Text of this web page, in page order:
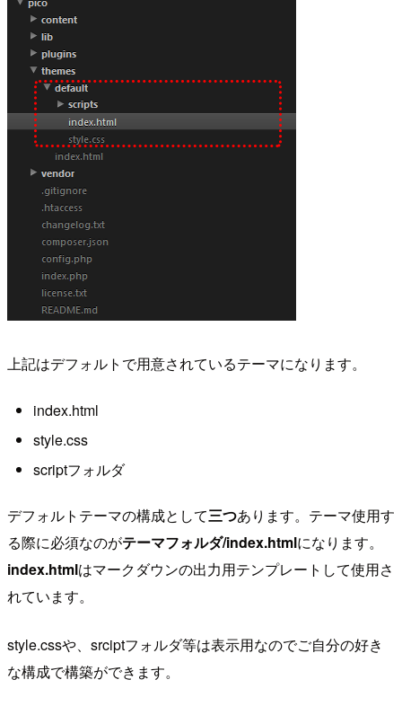
上記はデフォルトで用意されているテーマになります。
index.html
style.css
scriptフォルダ
デフォルトテーマの構成として三つあります。テーマ使用す
る際に必須なのがテーマフォルダ/index.htmlになります。
index.htmlはマークダウンの出力用テンプレートして使用さ
れています。
style.cssや、srciptフォルダ等は表示用なのでご自分の好き
な構成で構築ができます。